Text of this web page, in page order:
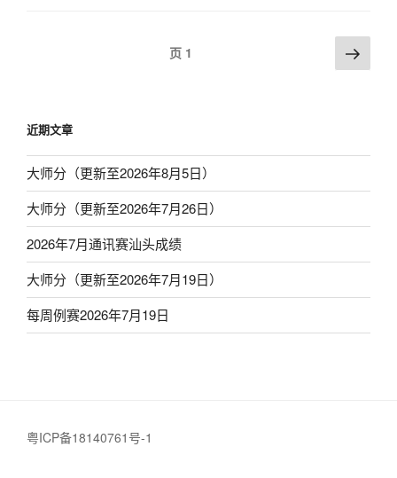
航
页 1 下
一
近期文章
大师分（更新至2026年8月5日）
大师分（更新至2026年7月26日）
2026年7月通讯赛汕头成绩
大师分（更新至2026年7月19日）
每周例赛2026年7月19日
粤ICP备18140761号-1